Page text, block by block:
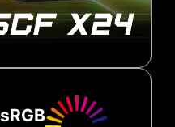
sRGB